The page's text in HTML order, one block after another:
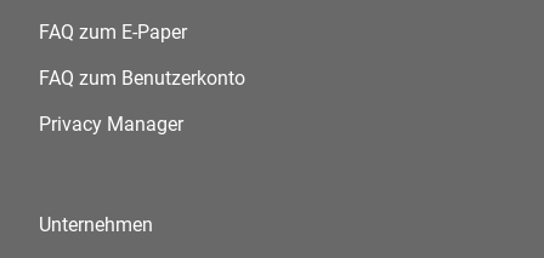
FAQ zum E-Paper
FAQ zum Benutzerkonto
Privacy Manager
Unternehmen